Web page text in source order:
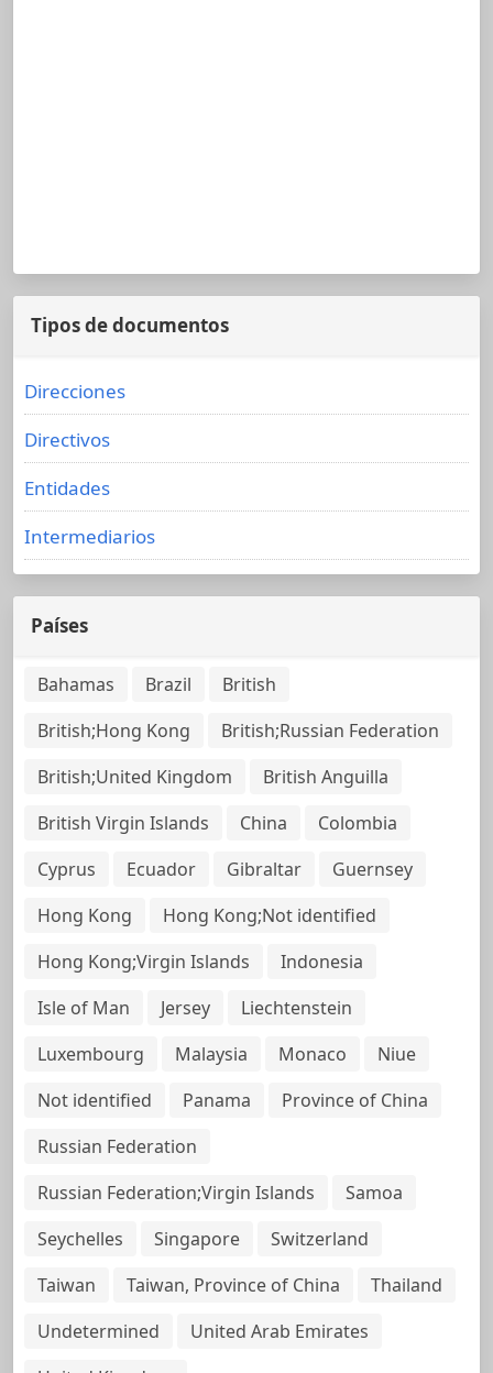
Tipos de documentos
Direcciones
Directivos
Entidades
Intermediarios
Países
Bahamas Brazil
British
British;Hong Kong
British;Russian Federation
British;United Kingdom
British Anguilla
British Virgin Islands
China
Colombia
Cyprus
Ecuador Gibraltar
Guernsey
Hong Kong
Hong Kong;Not identified
Hong Kong;Virgin Islands
Indonesia
Isle of Man
Jersey
Liechtenstein
Luxembourg
Malaysia Monaco
Niue
Not identified
Panama
Province of China
Russian Federation
Russian Federation;Virgin Islands
Samoa
Seychelles
Singapore
Switzerland
Taiwan
Taiwan, Province of China
Thailand
Undetermined
United Arab Emirates